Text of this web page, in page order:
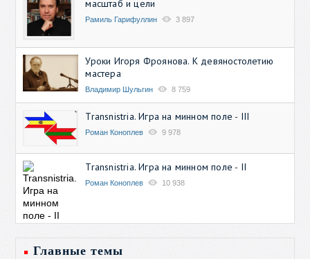
масштаб и цели
Рамиль Гарифуллин 3 897
Уроки Игоря Фроянова. К девяностолетию
мастера
Владимир Шульгин 8 759
Transnistria. Игра на минном поле - III
Роман Коноплев 9 978
Transnistria. Игра на минном поле - II
Роман Коноплев 10 938
Главные темы